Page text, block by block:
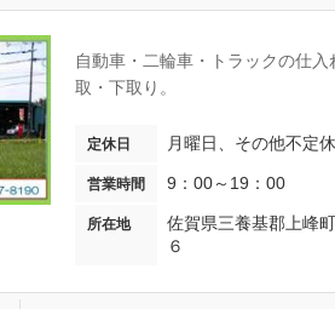
自動車・二輪車・トラックの仕
取・下取り。
定休日 月曜日、その他不定休
営業時間 9：00～19：00
所在地
佐賀県三養基郡上峰
６